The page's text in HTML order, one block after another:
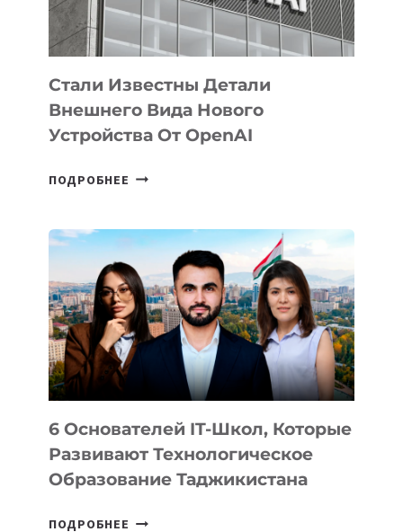
ИСКУССТВЕННОГО
ИНТЕЛЛЕКТА
Стали Известны Детали
Внешнего Вида Нового
Устройства От OpenAI
ПОДРОБНЕЕ СТАЛИ
ВНЕШНЕГО
ВИДА
НОВОГО
УСТРОЙСТВА
ОТ
OPENAI
6 Основателей IT-Школ, Которые
Развивают Технологическое
Образование Таджикистана
ПОДРОБНЕЕ